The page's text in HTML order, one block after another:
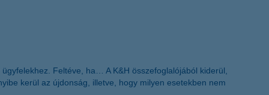
Feltéve, ha… A K&H összefoglalójából kiderül,
kerül az újdonság, illetve, hogy milyen esetekben nem